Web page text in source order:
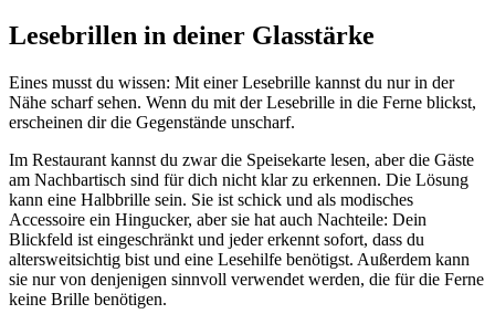
Lesebrillen in deiner Glasstärke
Eines musst du wissen: Mit einer Lesebrille kannst du nur in der
Nähe scharf sehen. Wenn du mit der Lesebrille in die Ferne blickst,
erscheinen dir die Gegenstände unscharf.
Im Restaurant kannst du zwar die Speisekarte lesen, aber die Gäste
am Nachbartisch sind für dich nicht klar zu erkennen. Die Lösung
kann eine Halbbrille sein. Sie ist schick und als modisches
Accessoire ein Hingucker, aber sie hat auch Nachteile: Dein
Blickfeld ist eingeschränkt und jeder erkennt sofort, dass du
altersweitsichtig bist und eine Lesehilfe benötigst. Außerdem kann
sie nur von denjenigen sinnvoll verwendet werden, die für die Ferne
keine Brille benötigen.